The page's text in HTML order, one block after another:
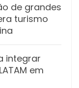
de grandes
turismo
integrar
em